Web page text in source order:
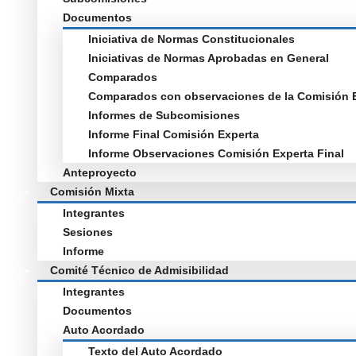
Documentos
Iniciativa de Normas Constitucionales
Iniciativas de Normas Aprobadas en General
Comparados
Comparados con observaciones de la Comisión
Informes de Subcomisiones
Informe Final Comisión Experta
Informe Observaciones Comisión Experta Final
Anteproyecto
Comisión Mixta
Integrantes
Sesiones
Informe
Comité Técnico de Admisibilidad
Integrantes
Documentos
Auto Acordado
Texto del Auto Acordado